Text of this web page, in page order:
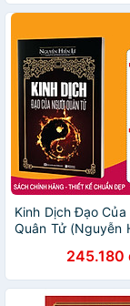
Kinh Dịch Đạo
Quân Tử (Nguyễn
Booksmark)245.180